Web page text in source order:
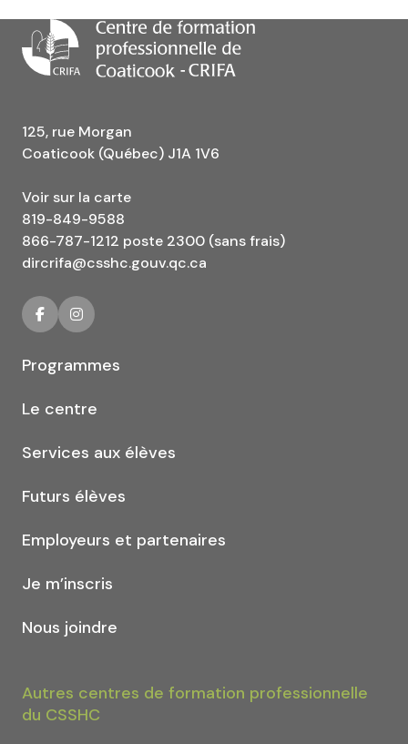
125, rue Morgan
Coaticook (Québec) J1A 1V6
Voir sur la carte
819-849-9588
866-787-1212 poste 2300 (sans frais)
dircrifa@csshc.gouv.qc.ca
Programmes
Le centre
Services aux élèves
Futurs élèves
Employeurs et partenaires
Je m’inscris
Nous joindre
Autres centres de formation professionnelle
du CSSHC